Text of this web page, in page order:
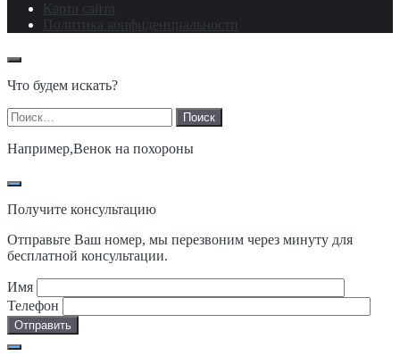
Карта сайта
Политика конфиденциальности
Что будем искать?
Найти:
Например,Венок на похороны
Получите консультацию
Отправьте Ваш номер, мы перезвоним через минуту для
бесплатной консультации.
Имя
Телефон